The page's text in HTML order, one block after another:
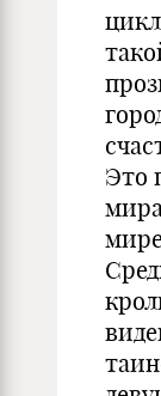
Это